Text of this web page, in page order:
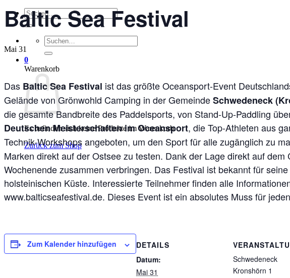
Suchen
nach:
Suchen
nach:
0
Warenkorb
Es befinden sich keine Produkte im Warenkorb.
Zurück zum Shop
Baltic Sea Festival
Mai 31
Das Baltic Sea Festival ist das größte Oceansport-Event
Gelände von Grönwohld Camping in der GemeindeSchwedeneck
die gesamte Bandbreite des Paddelsports, von Stand-Up-Paddling
Deutschen Meisterschaften im Oceansport, die Top-Athleten aus
Technik-Workshops angeboten, um den Sport für alle zugänglich zu
Marken direkt auf der Ostsee zu testen. Dank der Lage direkt auf
Wochenende zusammen verbringen. Das Festival ist bekannt für
holsteinischen Küste. Interessierte Teilnehmer finden alle
www.balticseafestival.de. Dieses Event ist ein absolutes Muss für
Zum Kalender hinzufügen
DETAILS
Datum:
Mai 31
Schwedeneck
Kronshörn 1